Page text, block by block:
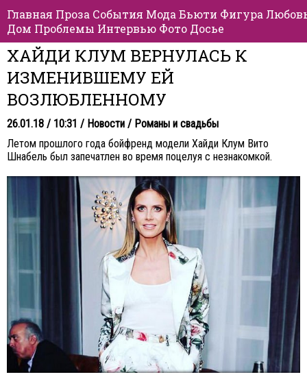
Главная Проза События Мода Бьюти Фигура
Дом Проблемы Интервью Фото Досье
ХАЙДИ КЛУМ ВЕРНУЛАСЬ К
ИЗМЕНИВШЕМУ ЕЙ
ВОЗЛЮБЛЕННОМУ
26.01.18 / 10:31 / Новости / Романы и свадьбы
Летом прошлого года бойфренд модели Хайди Клум Вито
Шнабель был запечатлен во время поцелуя с незнакомкой.